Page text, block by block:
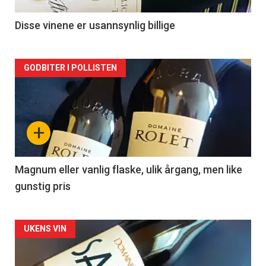
2
Disse vinene er usannsynlig billige
Forsiden
akkurat
nå
3
+
GODBITER I POLLISTEN
Magnum eller vanlig flaske, ulik årgang, men like
gunstig pris
Forsiden
akkurat
UKENS VIN